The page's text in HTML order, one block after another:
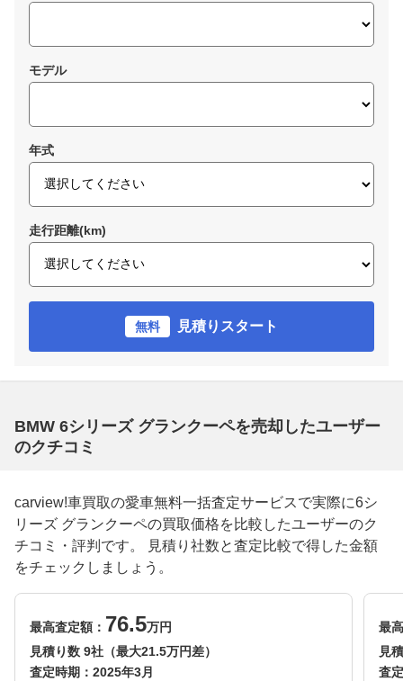
モデル
年式
走行距離(km)
無料 見積りスタート
BMW 6シリーズ グランクーペを売却したユーザー
のクチコミ
carview!車買取の愛車無料一括査定サービスで実際に6シ
リーズ グランクーペの買取価格を比較したユーザーのク
チコミ・評判です。 見積り社数と査定比較で得した金額
をチェックしましょう。
最高査定額： 76.5万円
見積り数 9社（最大21.5万円差）
査定時期： 2025年3月
最
見
査